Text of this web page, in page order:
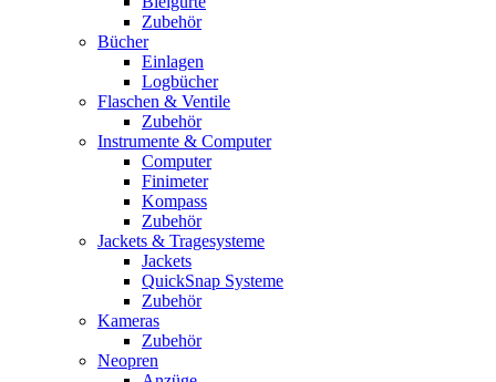
Zubehör
Bücher
Einlagen
Logbücher
Flaschen & Ventile
Zubehör
Instrumente & Computer
Computer
Finimeter
Kompass
Zubehör
Jackets & Tragesysteme
Jackets
QuickSnap Systeme
Zubehör
Kameras
Zubehör
Neopren